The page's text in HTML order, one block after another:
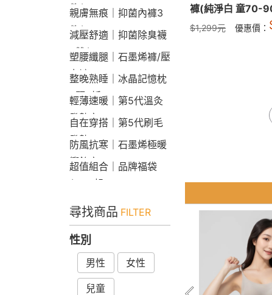
件$1290
親膚無痕｜抑菌內褲3
件$790
減壓舒適｜抑菌除臭襪
3雙$660
塑腰纖腿｜石墨烯褲/壓
力褲
整晚熟睡｜冰晶記憶枕
2顆9折
輕薄速暖｜第5代溫灸
發熱衣
自在穿搭｜第5代刷毛
發熱Bra T
防風抗寒｜石墨烯極暖
衝鋒衣
超值組合｜品牌福袋
$599起
尋找商品 FILTER
性別
男性 女性
兒童
褲(純淨白 童70-
$1,299元 優惠價：